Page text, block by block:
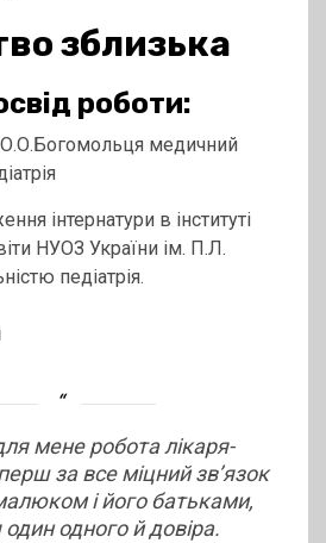
зблизька
роботи:
медичний
інтернатури в інституті
НУОЗ України ім. П.Л.
педіатрія.
мене робота лікаря-
за все міцний зв’язок
і його батьками,
один одного й довіра.